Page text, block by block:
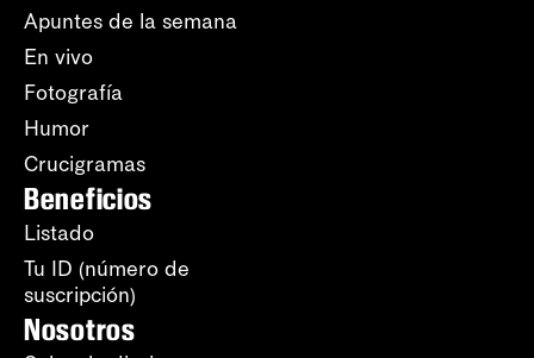
Apuntes de la semana
En vivo
Fotografía
Humor
Crucigramas
Beneficios
Listado
Tu ID (número de
suscripción)
Nosotros